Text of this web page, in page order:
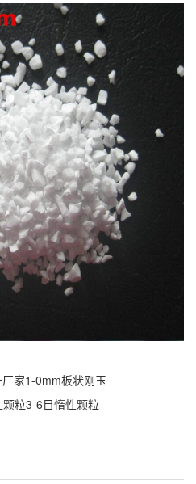
家1-0mm板状刚玉
粒3-6目惰性颗粒